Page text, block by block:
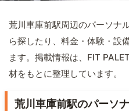
荒川車庫前駅周辺のパーソナ
ら探したり、料金・体験・設
ます。掲載情報は、FIT
材をもとに整理しています。
荒川車庫前駅のパーソ